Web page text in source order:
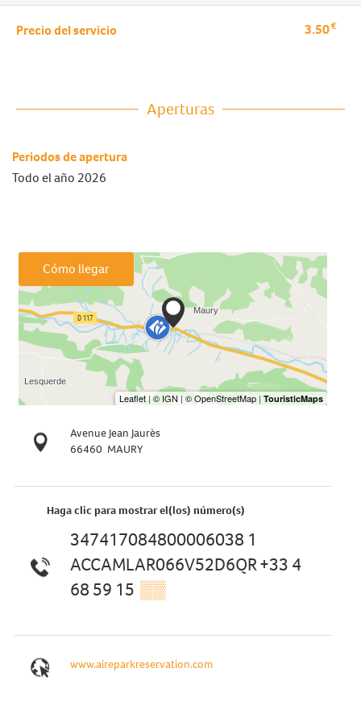
Precio del servicio 3.50€
Aperturas
Periodos de apertura
Todo el año 2026
Cómo llegar
Avenue Jean Jaurès
66460 MAURY
Haga clic para mostrar el(los) número(s)
347417084800006038 1
ACCAMLAR066V52D6QR +33 4
68 59 15 ▒▒
www.aireparkreservation.com